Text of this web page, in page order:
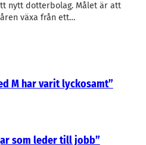
M har varit lyckosamt”
som leder till jobb”
nytt dotterbolag. Målet är att
växa från ett…